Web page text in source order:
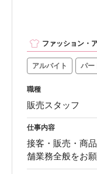
ファッション・
アルバイト パー
職種
販売スタッフ
仕事内容
接客・販売・商
舗業務全般をお